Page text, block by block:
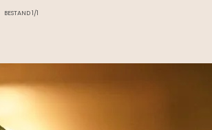
BESTAND 1/1